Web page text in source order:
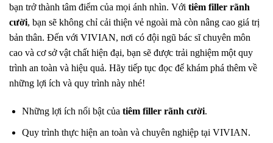
bạn trở thành tâm điểm của mọi ánh nhìn. Với tiêm filler rãnh
cười, bạn sẽ không chỉ cải thiện vẻ ngoài mà còn nâng cao giá trị
bản thân. Đến với VIVIAN, nơi có đội ngũ bác sĩ chuyên môn
cao và cơ sở vật chất hiện đại, bạn sẽ được trải nghiệm một quy
trình an toàn và hiệu quả. Hãy tiếp tục đọc để khám phá thêm về
những lợi ích và quy trình này nhé!
Những lợi ích nổi bật của tiêm filler rãnh cười.
Quy trình thực hiện an toàn và chuyên nghiệp tại VIVIAN.